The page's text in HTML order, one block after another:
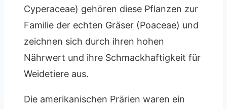
Cyperaceae) gehören diese Pflanzen zur
Familie der echten Gräser (Poaceae) und
zeichnen sich durch ihren hohen
Nährwert und ihre Schmackhaftigkeit für
Weidetiere aus.
Die amerikanischen Prärien waren ein